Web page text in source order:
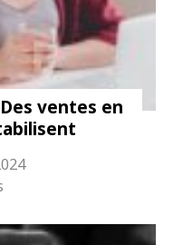
ventes en